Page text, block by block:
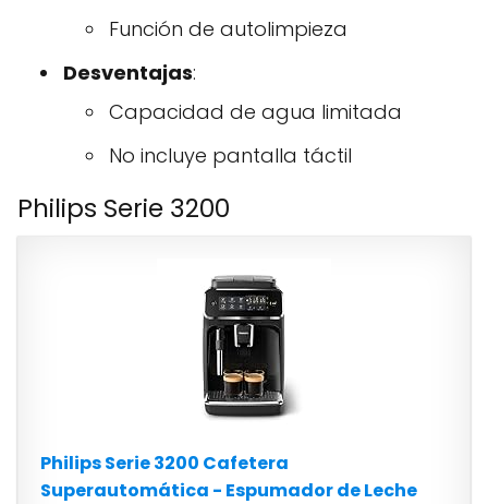
Función de autolimpieza
Desventajas:
Capacidad de agua limitada
No incluye pantalla táctil
Philips Serie 3200
Philips Serie 3200 Cafetera
Superautomática - Espumador de Leche